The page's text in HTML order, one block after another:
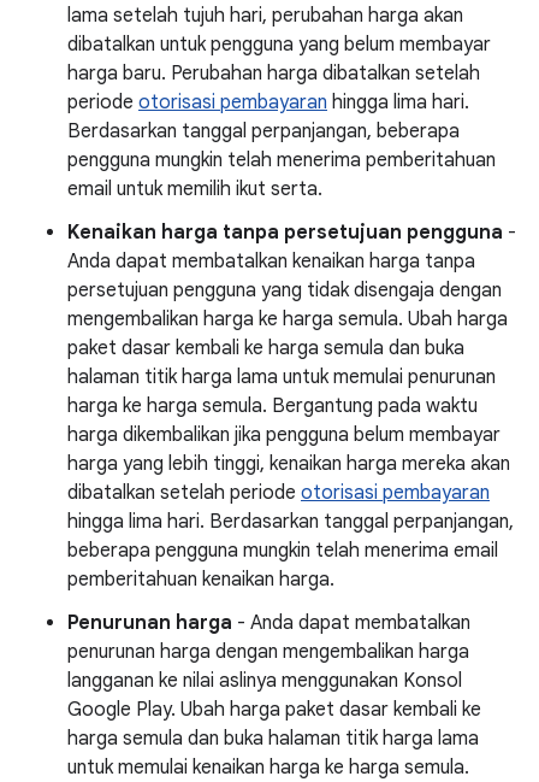
lama setelah tujuh hari, perubahan harga akan
dibatalkan untuk pengguna yang belum membayar
harga baru. Perubahan harga dibatalkan setelah
periode otorisasi pembayaran hingga lima hari.
Berdasarkan tanggal perpanjangan, beberapa
pengguna mungkin telah menerima pemberitahuan
email untuk memilih ikut serta.
Kenaikan harga tanpa persetujuan pengguna -
Anda dapat membatalkan kenaikan harga tanpa
persetujuan pengguna yang tidak disengaja dengan
mengembalikan harga ke harga semula. Ubah harga
paket dasar kembali ke harga semula dan buka
halaman titik harga lama untuk memulai penurunan
harga ke harga semula. Bergantung pada waktu
harga dikembalikan jika pengguna belum membayar
harga yang lebih tinggi, kenaikan harga mereka akan
dibatalkan setelah periode otorisasi pembayaran
hingga lima hari. Berdasarkan tanggal perpanjangan,
beberapa pengguna mungkin telah menerima email
pemberitahuan kenaikan harga.
Penurunan harga - Anda dapat membatalkan
penurunan harga dengan mengembalikan harga
langganan ke nilai aslinya menggunakan Konsol
Google Play. Ubah harga paket dasar kembali ke
harga semula dan buka halaman titik harga lama
untuk memulai kenaikan harga ke harga semula.